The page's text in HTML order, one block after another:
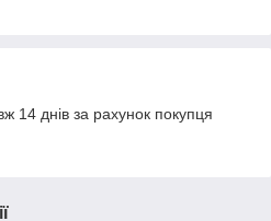
14 днів за рахунок покупця